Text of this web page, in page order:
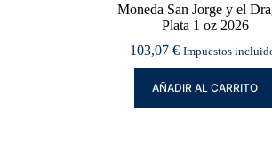
Moneda San Jorge y el
Plata 1 oz 2026
103,07€ Impuestos
AÑADIR AL CARRITO